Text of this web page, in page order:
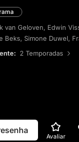
van Geloven, Edwin
Beks, Simone Duwel,
2 Temporadas
Avaliar